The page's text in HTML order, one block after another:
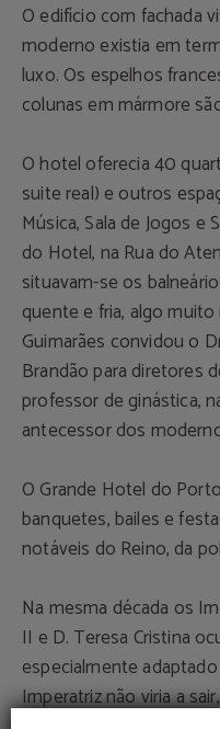
O edifício com fachada
moderno existia em
luxo. Os espelhos
colunas em mármore
O hotel oferecia 40
suite real) e outros
Música, Sala de Jogos e
do Hotel, na Rua do
situavam-se os
quente e fria, algo
Guimarães convidou o
Brandão para diretores
professor de ginástica,
antecessor dos
O Grande Hotel do
banquetes, bailes e
notáveis do Reino, da
Na mesma década os
II e D. Teresa Cristina
especialmente
Imperatriz não viria a